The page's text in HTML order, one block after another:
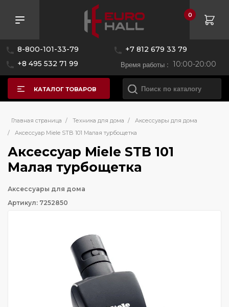
8-800-101-33-79
+7 812 679 33 79
+8 495 532 71 99
Время работы : 10:00-20:00
0
КАТАЛОГ ТОВАРОВ
Главная страница / Техника для дома /
Аксессуары для дома
/
Аксессуар Miele STB 101 Малая турбощетка
Аксессуар Miele STB 101
Малая турбощетка
Аксессуары для дома
Артикул: 7252850